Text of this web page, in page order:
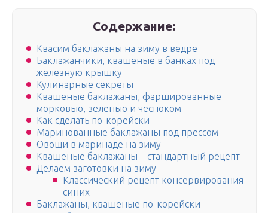
Содержание:
Квасим баклажаны на зиму в ведре
Баклажанчики, квашеные в банках под
железную крышку
Кулинарные секреты
Квашеные баклажаны, фаршированные
морковью, зеленью и чесноком
Как сделать по-корейски
Маринованные баклажаны под прессом
Овощи в маринаде на зиму
Квашеные баклажаны – стандартный рецепт
Делаем заготовки на зиму
Классический рецепт консервирования
синих
Баклажаны, квашеные по-корейски —